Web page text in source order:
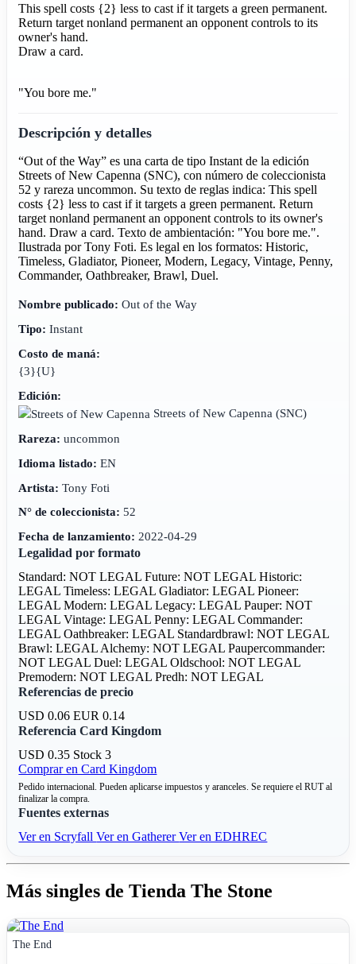
This spell costs {2} less to cast if it targets a green permanent.
Return target nonland permanent an opponent controls to its
owner's hand.
Draw a card.
"You bore me."
Descripción y detalles
“Out of the Way” es una carta de tipo Instant de la edición
Streets of New Capenna (SNC), con número de coleccionista
52 y rareza uncommon. Su texto de reglas indica: This spell
costs {2} less to cast if it targets a green permanent. Return
target nonland permanent an opponent controls to its owner's
hand. Draw a card. Texto de ambientación: "You bore me.".
Ilustrada por Tony Foti. Es legal en los formatos: Historic,
Timeless, Gladiator, Pioneer, Modern, Legacy, Vintage, Penny,
Commander, Oathbreaker, Brawl, Duel.
Nombre publicado: Out of the Way
Tipo: Instant
Costo de maná:
{3}{U}
Edición:
Streets of New Capenna(SNC)
Rareza: uncommon
Idioma listado: EN
Artista: Tony Foti
N° de coleccionista: 52
Fecha de lanzamiento: 2022-04-29
Legalidad por formato
Standard: NOT LEGALFuture: NOT LEGALHistoric:
LEGALTimeless: LEGALGladiator: LEGALPioneer:
LEGALModern: LEGALLegacy: LEGALPauper: NOT
LEGALVintage: LEGALPenny: LEGALCommander:
LEGALOathbreaker: LEGAL Standardbrawl: NOT LEGAL
Brawl: LEGAL Alchemy: NOT LEGALPaupercommander:
NOT LEGALDuel: LEGALOldschool: NOT LEGAL
Premodern: NOT LEGALPredh: NOT LEGAL
Referencias de precio
USD 0.06EUR 0.14
Referencia Card Kingdom
USD 0.35 Stock 3
Comprar en Card Kingdom
Pedido internacional. Pueden aplicarse impuestos y aranceles. Se requiere el RUT al
finalizar la compra.
Fuentes externas
Ver en ScryfallVer en GathererVer en EDHREC
Más singles de Tienda The Stone
The End